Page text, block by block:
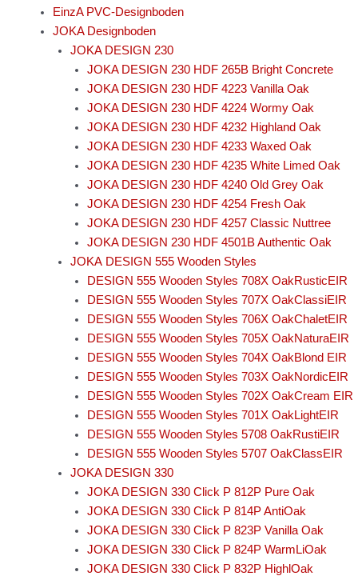
EinzA PVC-Designboden
JOKA Designboden
JOKA DESIGN 230
JOKA DESIGN 230 HDF 265B Bright Concrete
JOKA DESIGN 230 HDF 4223 Vanilla Oak
JOKA DESIGN 230 HDF 4224 Wormy Oak
JOKA DESIGN 230 HDF 4232 Highland Oak
JOKA DESIGN 230 HDF 4233 Waxed Oak
JOKA DESIGN 230 HDF 4235 White Limed Oak
JOKA DESIGN 230 HDF 4240 Old Grey Oak
JOKA DESIGN 230 HDF 4254 Fresh Oak
JOKA DESIGN 230 HDF 4257 Classic Nuttree
JOKA DESIGN 230 HDF 4501B Authentic Oak
JOKA DESIGN 555 Wooden Styles
DESIGN 555 Wooden Styles 708X OakRusticEIR
DESIGN 555 Wooden Styles 707X OakClassiEIR
DESIGN 555 Wooden Styles 706X OakChaletEIR
DESIGN 555 Wooden Styles 705X OakNaturaEIR
DESIGN 555 Wooden Styles 704X OakBlond EIR
DESIGN 555 Wooden Styles 703X OakNordicEIR
DESIGN 555 Wooden Styles 702X OakCream EIR
DESIGN 555 Wooden Styles 701X OakLightEIR
DESIGN 555 Wooden Styles 5708 OakRustiEIR
DESIGN 555 Wooden Styles 5707 OakClassEIR
JOKA DESIGN 330
JOKA DESIGN 330 Click P 812P Pure Oak
JOKA DESIGN 330 Click P 814P AntiOak
JOKA DESIGN 330 Click P 823P Vanilla Oak
JOKA DESIGN 330 Click P 824P WarmLiOak
JOKA DESIGN 330 Click P 832P HighlOak